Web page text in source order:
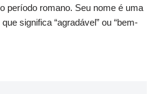
período romano. Seu nome é uma
significa “agradável” ou “bem-